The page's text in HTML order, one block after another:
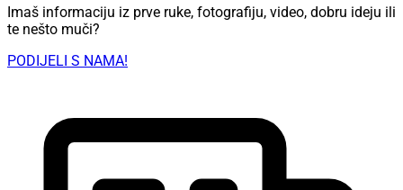
Imaš informaciju iz prve ruke, fotografiju, video, dobru ideju ili
te nešto muči?
PODIJELI S NAMA!